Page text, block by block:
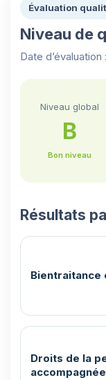
Évaluation
Niveau de
Date d’évaluation :
Niveau global
B
Bon niveau
Résultats
Bientraitance
Droits de la
accompagnée